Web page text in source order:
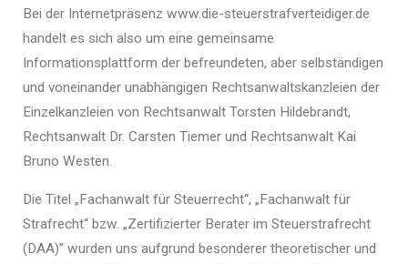
Bei der Internetpräsenz www.die-steuerstrafverteidiger.de
handelt es sich also um eine gemeinsame
Informationsplattform der befreundeten, aber selbständigen
und voneinander unabhängigen Rechtsanwaltskanzleien der
Einzelkanzleien von Rechtsanwalt Torsten Hildebrandt,
Rechtsanwalt Dr. Carsten Tiemer und Rechtsanwalt Kai
Bruno Westen.
Die Titel „Fachanwalt für Steuerrecht“, „Fachanwalt für
Strafrecht“ bzw. „Zertifizierter Berater im Steuerstrafrecht
(DAA)” wurden uns aufgrund besonderer theoretischer und